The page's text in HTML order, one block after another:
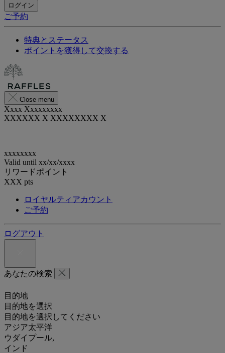
ログイン
ご予約
特典とステータス
ポイントを獲得して交換する
Close menu
Xxxx Xxxxxxxxx
XXXXXX X XXXXXXXX X
xxxxxxxx
Valid until xx/xx/xxxx
リワードポイント
XXX pts
ロイヤルティアカウント
ご予約
ログアウト
あなたの検索
目的地
目的地を選択
目的地を選択してください
アジア太平洋
ウダイプール,
インド